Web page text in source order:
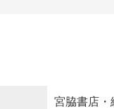
宮脇書店・